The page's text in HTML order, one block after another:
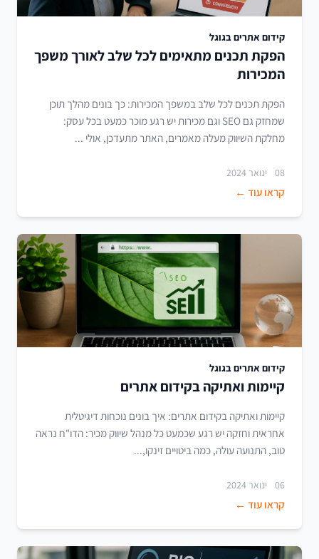
קידום אתרים בגוגל
הפקת תכנים מתאימים לכל שלב לאורך משפך
המכירות
הפקת תכנים לכל שלב במשפך המכירות: כך בונים מהלך תוכן
שמחזק גם SEO וגם מכירות יש רגע מוכר כמעט בכל עסק:
מחלקת השיווק מעלה מאמרים, האתר מתעדכן, אולי ...
08 ינואר 2024
קראו עוד ←
קידום אתרים בגוגל
קיימות ואתיקה בקידום אתרים
קיימות ואתיקה בקידום אתרים: איך בונים נוכחות דיגיטלית
אחראית וחזקה יש רגע שכמעט כל מנהל שיווק מכיר: הדו"ח נראה
טוב, התנועה עולה, כמה ביטויים זינקו,...
06 ינואר 2024
קראו עוד ←